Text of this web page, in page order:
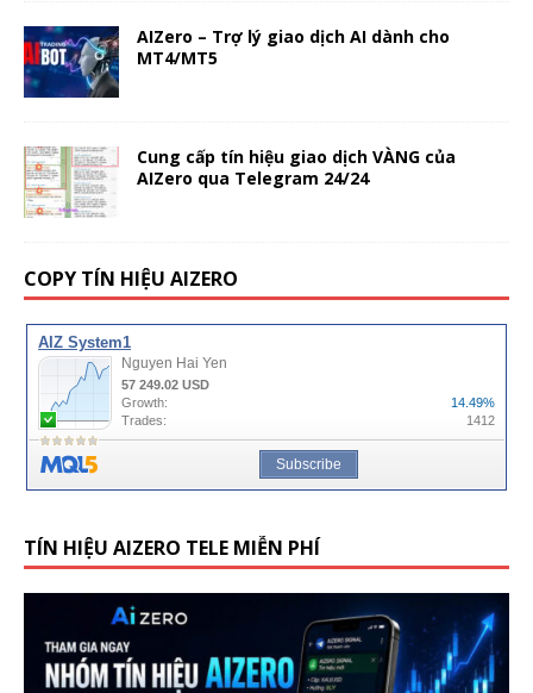
AIZero – Trợ lý giao dịch AI dành cho
MT4/MT5
Cung cấp tín hiệu giao dịch VÀNG của
AIZero qua Telegram 24/24
COPY TÍN HIỆU AIZERO
TÍN HIỆU AIZERO TELE MIỄN PHÍ